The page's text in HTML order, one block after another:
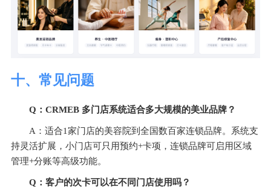
十、常见问题
Q：CRMEB 多门店系统适合多大规模的美业品牌？
A：适合1家门店的美容院到全国数百家连锁品牌。系统支
持灵活扩展，小门店可只用预约+卡项，连锁品牌可启用区域
管理+分账等高级功能。
Q：客户的次卡可以在不同门店使用吗？